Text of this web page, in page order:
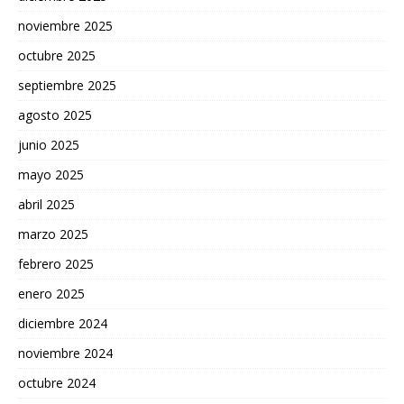
noviembre 2025
octubre 2025
septiembre 2025
agosto 2025
junio 2025
mayo 2025
abril 2025
marzo 2025
febrero 2025
enero 2025
diciembre 2024
noviembre 2024
octubre 2024